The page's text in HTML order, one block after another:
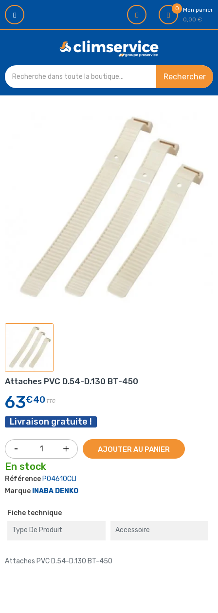
0
Mon panier
0,00 €
Rechercher
Attaches PVC D.54-D.130 BT-450
63€40 TTC
Livraison gratuite !
AJOUTER AU PANIER
En stock
Référence P04610CLI
Marque INABA DENKO
Fiche technique
Type De Produit Accessoire
Attaches PVC D.54-D.130 BT-450